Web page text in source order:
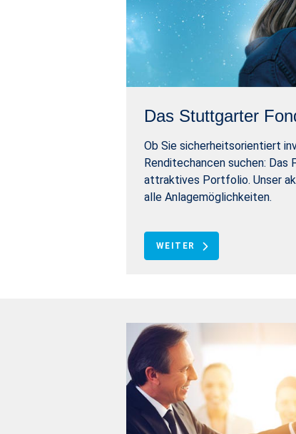
Das Stuttgarter
Ob Sie sicherheitsorientiert
Renditechancen suchen: Das
attraktives Portfolio. Unser
alle Anlagemöglichkeiten.
WEITER